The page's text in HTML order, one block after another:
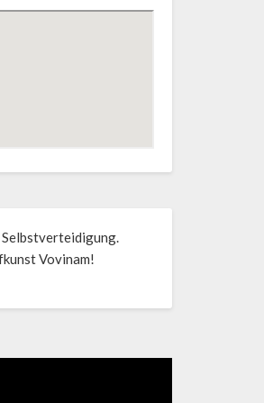
Vovinam!